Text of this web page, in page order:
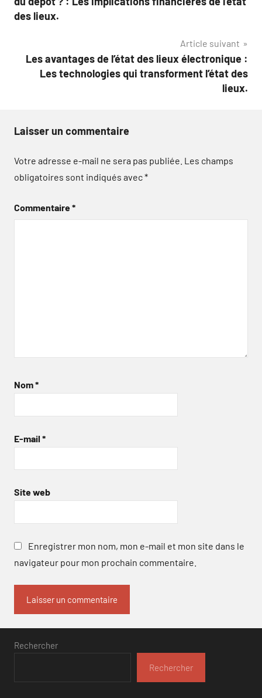
l’article
des lieux.
Article suivant
Les avantages de l’état des lieux électronique :
Les technologies qui transforment l’état des
lieux.
Laisser un commentaire
Votre adresse e-mail ne sera pas publiée. Les champs
obligatoires sont indiqués avec*
Commentaire*
Nom*
E-mail *
Site web
Enregistrer mon nom, mon e-mail et mon site dans le
navigateur pour mon prochain commentaire.
Rechercher
Rechercher